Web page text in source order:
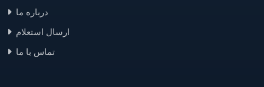
درباره ما
ارسال استعلام
تماس با ما